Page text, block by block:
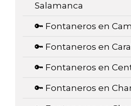
Salamanca
🔑 Fontaneros en
🔑 Fontaneros en
🔑 Fontaneros en
🔑 Fontaneros en